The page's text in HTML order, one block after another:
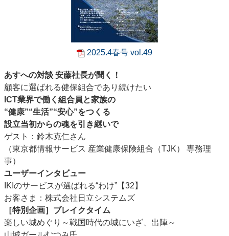
2025.4春号 vol.49
あすへの対談 安藤社長が聞く！
顧客に選ばれる健保組合であり続けたい
ICT業界で働く組合員と家族の
“健康”“生活”“安心”をつくる
設立当初からの魂を引き継いで
ゲスト：鈴木克仁さん
（東京都情報サービス 産業健康保険組合（TJK） 専務理
事）
ユーザーインタビュー
IKIのサービスが選ばれる“わけ”【32】
お客さま：株式会社日立システムズ
［特別企画］ブレイクタイム
楽しい城めぐり～戦国時代の城にいざ、出陣～